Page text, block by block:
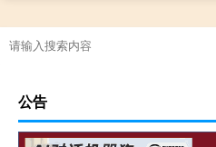
公告